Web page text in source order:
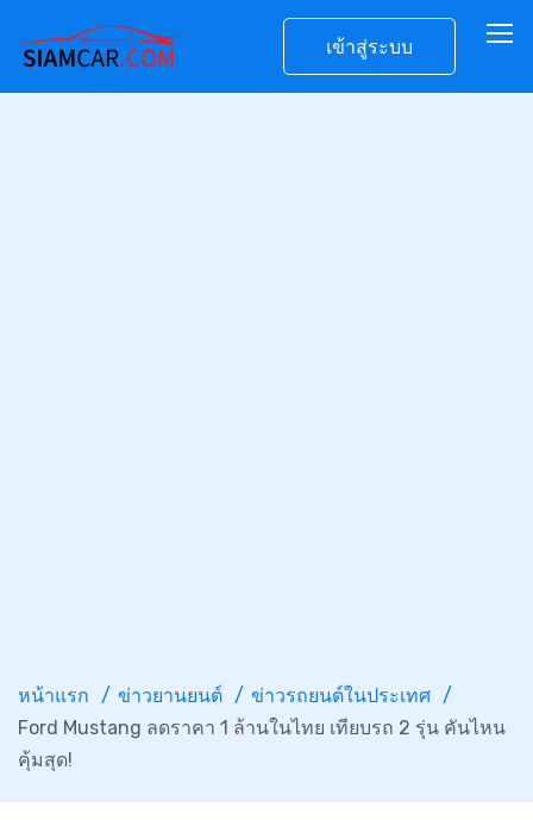
เข้าสู่ระบบ
หน้าแรก ข่าวยานยนต์
ข่าวรถยนต์ในประเทศ
Ford Mustang ลดราคา 1 ล้านในไทย เทียบรถ 2 รุ่น คันไหน
คุ้มสุด!